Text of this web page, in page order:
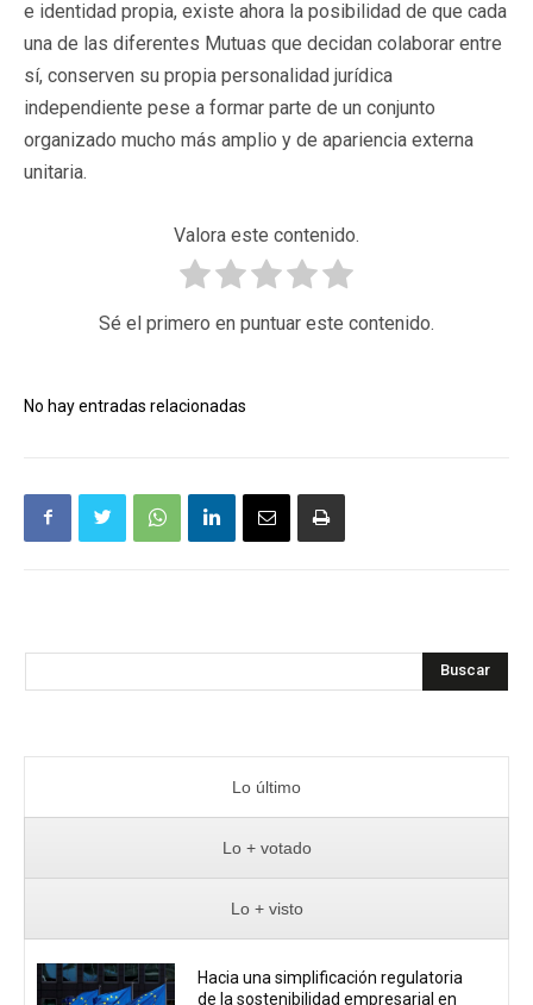
e identidad propia, existe ahora la posibilidad de que cada
una de las diferentes Mutuas que decidan colaborar entre
sí, conserven su propia personalidad jurídica
independiente pese a formar parte de un conjunto
organizado mucho más amplio y de apariencia externa
unitaria.
Valora este contenido.
Sé el primero en puntuar este contenido.
No hay entradas relacionadas
Buscar
Lo último
Lo + votado
Lo + visto
Hacia una simplificación regulatoria
de la sostenibilidad empresarial en